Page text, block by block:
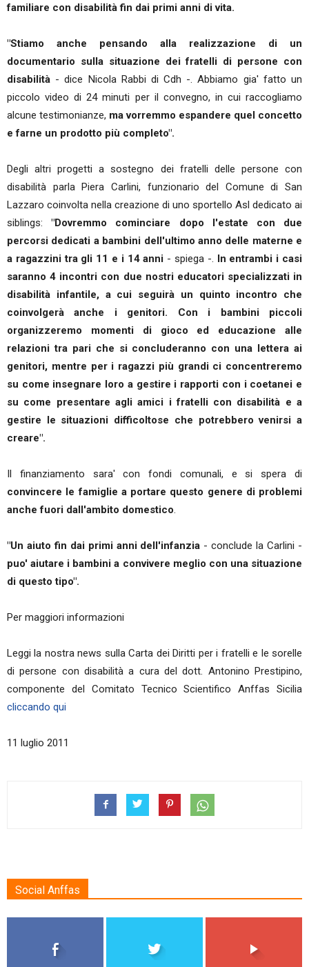
familiare con disabilità fin dai primi anni di vita.
"Stiamo anche pensando alla realizzazione di un
documentario sulla situazione dei fratelli di persone con
disabilità - dice Nicola Rabbi di Cdh -. Abbiamo gia' fatto un
piccolo video di 24 minuti per il convegno, in cui raccogliamo
alcune testimonianze, ma vorremmo espandere quel concetto
e farne un prodotto più completo".
Degli altri progetti a sostegno dei fratelli delle persone con
disabilità parla Piera Carlini, funzionario del Comune di San
Lazzaro coinvolta nella creazione di uno sportello Asl dedicato ai
siblings:"Dovremmo cominciare dopo l'estate con due
percorsi dedicati a bambini dell'ultimo anno delle materne e
a ragazzini tra gli 11 e i 14 anni - spiega -. In entrambi i casi
saranno 4 incontri con due nostri educatori specializzati in
disabilità infantile, a cui seguirà un quinto incontro che
coinvolgerà anche i genitori. Con i bambini piccoli
organizzeremo momenti di gioco ed educazione alle
relazioni tra pari che si concluderanno con una lettera ai
genitori, mentre per i ragazzi più grandi ci concentreremo
su come insegnare loro a gestire i rapporti con i coetanei e
su come presentare agli amici i fratelli con disabilità e a
gestire le situazioni difficoltose che potrebbero venirsi a
creare".
Il finanziamento sara' con fondi comunali, e si spera di
convincere le famiglie a portare questo genere di problemi
anche fuori dall'ambito domestico.
"Un aiuto fin dai primi anni dell'infanzia - conclude la Carlini -
puo' aiutare i bambini a convivere meglio con una situazione
di questo tipo".
Per maggiori informazioni
Leggi la nostra news sulla Carta dei Diritti per i fratelli e le sorelle
di persone con disabilità a cura del dott. Antonino Prestipino,
componente del Comitato Tecnico Scientifico Anffas Sicilia
cliccando qui
11 luglio 2011
Social Anffas